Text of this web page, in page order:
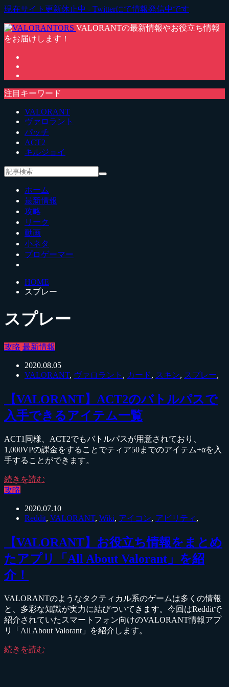
現在サイト更新休止中 - Twitterにて情報発信中です
VALORANTの最新情報やお役立ち情報
をお届けします！
注目キーワード
VALORANT
ヴァロラント
パッチ
ACT2
キルジョイ
ホーム
最新情報
攻略
リーク
動画
小ネタ
プロゲーマー
HOME
スプレー
スプレー
攻略 最新情報
2020.08.05
VALORANT, ヴァロラント , カード, スキン, スプレー,
【VALORANT】ACT2のバトルパスで
入手できるアイテム一覧
ACT1同様、ACT2でもバトルパスが用意されており、
1,000VPの課金をすることでティア50までのアイテム+αを入
手することができます。
続きを読む
攻略
2020.07.10
Reddit, VALORANT, Wiki, アイコン, アビリティ ,
【VALORANT】お役立ち情報をまとめ
たアプリ「All About Valorant」を紹
介！
VALORANTのようなタクティカル系のゲームは多くの情報
と、多彩な知識が実力に結びついてきます。今回はRedditで
紹介されていたスマートフォン向けのVALORANT情報アプ
リ「All About Valorant」を紹介します。
続きを読む